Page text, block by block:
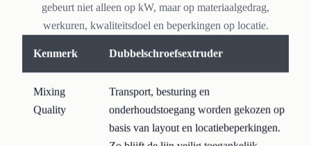
gebeurt niet alleen op kW, maar op materiaalgedrag,
werkuren, kwaliteitsdoel en beperkingen op locatie.
Kenmerk Dubbelschroefsextruder
Mixing
Quality
Transport, besturing en
onderhoudstoegang worden gekozen op
basis van layout en locatiebeperkingen.